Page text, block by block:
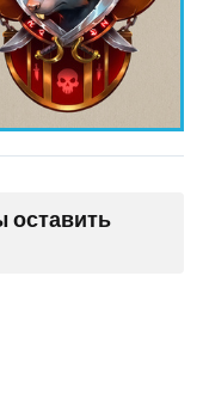
оставить